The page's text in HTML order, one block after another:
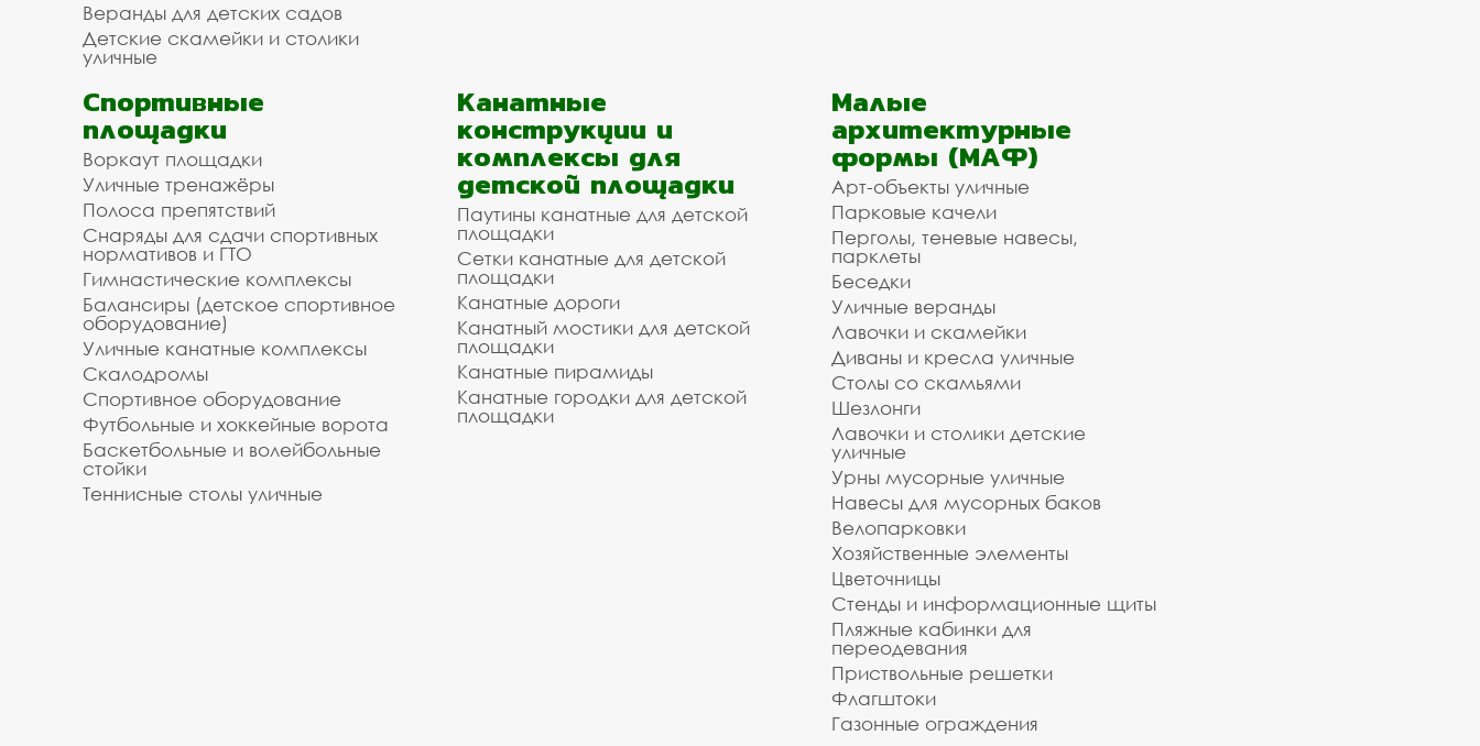
Веранды для детских садов
Детские скамейки и столики
уличные
Спортивные
площадки
Воркаут площадки
Уличные тренажёры
Полоса препятствий
Снаряды для сдачи спортивных
нормативов и ГТО
Гимнастические комплексы
Балансиры (детское спортивное
оборудование)
Уличные канатные комплексы
Скалодромы
Спортивное оборудование
Футбольные и хоккейные ворота
Баскетбольные и волейбольные
стойки
Теннисные столы уличные
Канатные
конструкции и
комплексы для
детской площадки
Паутины канатные для детской
площадки
Сетки канатные для детской
площадки
Канатные дороги
Канатный мостики для детской
площадки
Канатные пирамиды
Канатные городки для детской
площадки
Малые
архитектурные
формы (МАФ)
Арт-объекты уличные
Парковые качели
Перголы, теневые навесы,
парклеты
Беседки
Уличные веранды
Лавочки и скамейки
Диваны и кресла уличные
Столы со скамьями
Шезлонги
Лавочки и столики детские
уличные
Урны мусорные уличные
Навесы для мусорных баков
Велопарковки
Хозяйственные элементы
Цветочницы
Стенды и информационные щиты
Пляжные кабинки для
переодевания
Приствольные решетки
Флагштоки
Газонные ограждения